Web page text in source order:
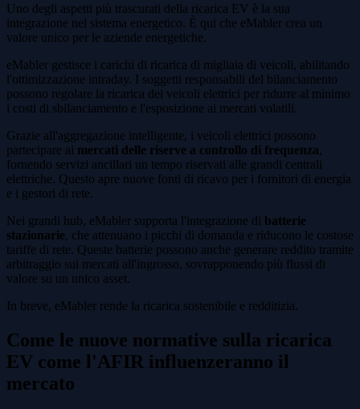
Uno degli aspetti più trascurati della ricarica EV è la sua
integrazione nel sistema energetico. È qui che eMabler crea un
valore unico per le aziende energetiche.
eMabler gestisce i carichi di ricarica di migliaia di veicoli, abilitando
l'ottimizzazione intraday. I soggetti responsabili del bilanciamento
possono regolare la ricarica dei veicoli elettrici per ridurre al minimo
i costi di sbilanciamento e l'esposizione ai mercati volatili.
Grazie all'aggregazione intelligente, i veicoli elettrici possono
partecipare ai mercati delle riserve a controllo di frequenza,
fornendo servizi ancillari un tempo riservati alle grandi centrali
elettriche. Questo apre nuove fonti di ricavo per i fornitori di energia
e i gestori di rete.
Nei grandi hub, eMabler supporta l'integrazione di batterie
stazionarie, che attenuano i picchi di domanda e riducono le costose
tariffe di rete. Queste batterie possono anche generare reddito tramite
arbitraggio sui mercati all'ingrosso, sovrapponendo più flussi di
valore su un unico asset.
In breve, eMabler rende la ricarica sostenibile e redditizia.
Come le nuove normative sulla ricarica
EV come l'AFIR influenzeranno il
mercato